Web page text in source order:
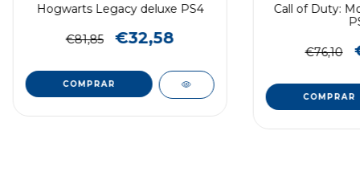
Hogwarts Legacy deluxe PS4
€81,85 €32,58
COMPRAR
Call of Duty:
€76,10
COMPRAR